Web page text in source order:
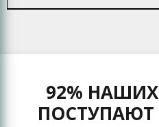
92%